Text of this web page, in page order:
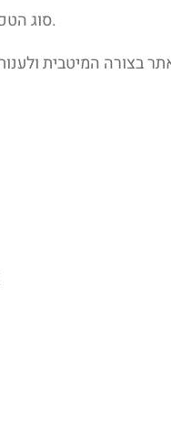
סוג הטכנולוגיה המסייעת (במידה והשתמשתם).